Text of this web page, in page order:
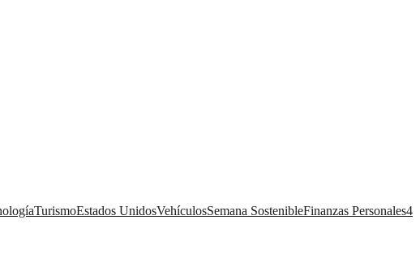
TurismoEstados UnidosVehículosSemana SostenibleFinanzas Personales4